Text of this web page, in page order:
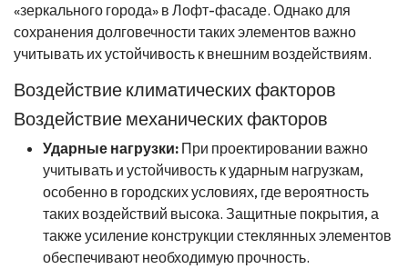
«зеркального города» в Лофт-фасаде. Однако для
сохранения долговечности таких элементов важно
учитывать их устойчивость к внешним воздействиям.
Воздействие климатических факторов
Воздействие механических факторов
Ударные нагрузки: При проектировании важно
учитывать и устойчивость к ударным нагрузкам,
особенно в городских условиях, где вероятность
таких воздействий высока. Защитные покрытия, а
также усиление конструкции стеклянных элементов
обеспечивают необходимую прочность.